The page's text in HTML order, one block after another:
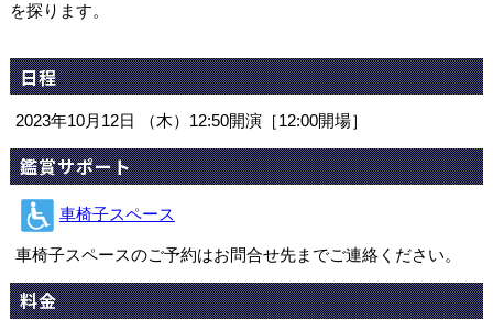
を探ります。
日程
2023年10月12日 （木）12:50開演［12:00開場］
鑑賞サポート
車椅子スペース
車椅子スペースのご予約はお問合せ先までご連絡ください。
料金